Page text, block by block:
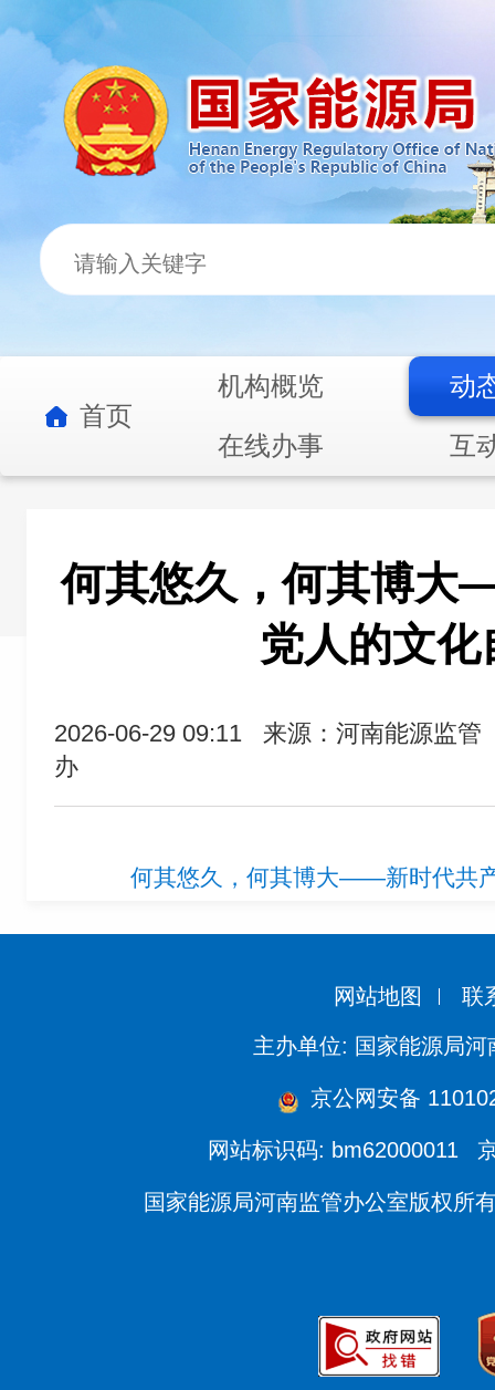
首页
机构概览
动
在线办事
互
何其悠久，何其博
党人的文化
2026-06-29 09:11
来源：河南能源监管
办
何其悠久，何其博大——新时代共
网站地图 联
主办单位: 国家能源局河
京公网安备
网站标识码: bm62000011
国家能源局河南监管办公室版权所